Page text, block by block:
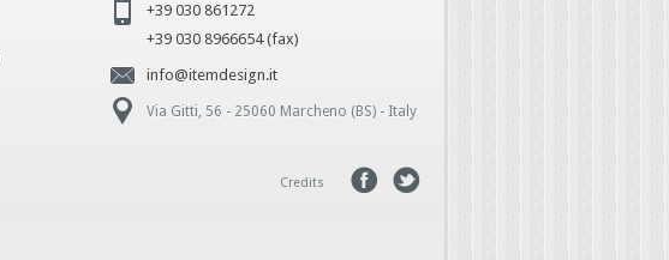
+39 030 861272
+39 030 8966654 (fax)
info@itemdesign.it
Via Gitti, 56 - 25060 Marcheno (BS) - Italy
Credits